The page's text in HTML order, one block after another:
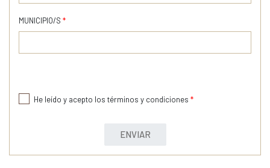
MUNICIPIO/S *
He leído y acepto los términos y condiciones *
ENVIAR